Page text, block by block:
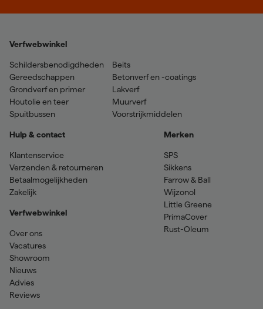
Verfwebwinkel
Schildersbenodigdheden
Gereedschappen
Grondverf en primer
Houtolie en teer
Spuitbussen
Beits
Betonverf en -coatings
Lakverf
Muurverf
Voorstrijkmiddelen
Hulp & contact
Klantenservice
Verzenden & retourneren
Betaalmogelijkheden
Zakelijk
Verfwebwinkel
Over ons
Vacatures
Showroom
Nieuws
Advies
Reviews
Merken
SPS
Sikkens
Farrow & Ball
Wijzonol
Little Greene
PrimaCover
Rust-Oleum